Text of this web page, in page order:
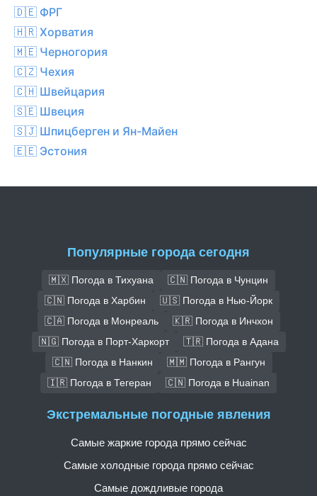
🇩🇪 ФРГ
🇭🇷 Хорватия
🇲🇪 Черногория
🇨🇿 Чехия
🇨🇭 Швейцария
🇸🇪 Швеция
🇸🇯 Шпицберген и Ян-Майен
🇪🇪 Эстония
Популярные города сегодня
🇲🇽 Погода в Тихуана
🇨🇳 Погода в Чунцин
🇨🇳 Погода в Харбин
🇺🇸 Погода в Нью-Йорк
🇨🇦 Погода в Монреаль
🇰🇷 Погода в Инчхон
🇳🇬 Погода в Порт-Харкорт
🇹🇷 Погода в Адана
🇨🇳 Погода в Нанкин
🇲🇲 Погода в Рангун
🇮🇷 Погода в Тегеран
🇨🇳 Погода в Huainan
Экстремальные погодные явления
Самые жаркие города прямо сейчас
Самые холодные города прямо сейчас
Самые дождливые города